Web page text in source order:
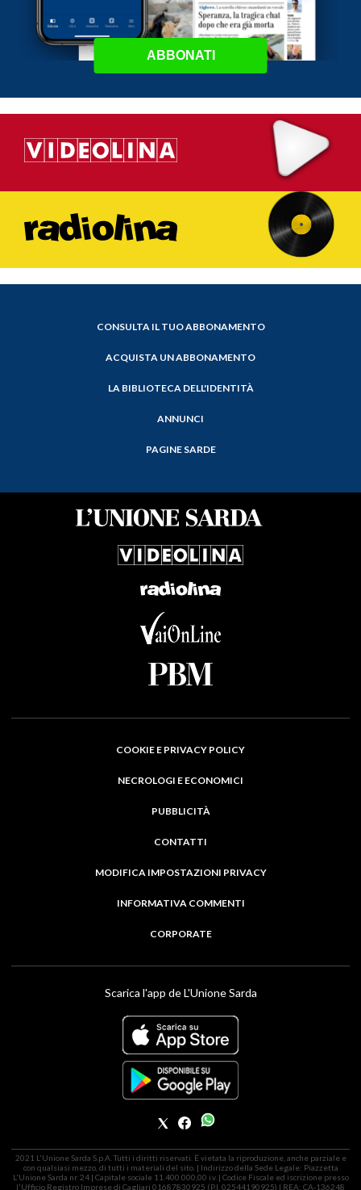
ABBONATI
CONSULTA IL TUO ABBONAMENTO
ACQUISTA UN ABBONAMENTO
LA BIBLIOTECA DELL'IDENTITÀ
ANNUNCI
PAGINE SARDE
COOKIE E PRIVACY POLICY
NECROLOGI E ECONOMICI
PUBBLICITÀ
CONTATTI
MODIFICA IMPOSTAZIONI PRIVACY
INFORMATIVA COMMENTI
CORPORATE
Scarica l'app de L'Unione Sarda
2021 L'Unione Sarda S.p.A. Tutti i diritti riservati. É vietata la riproduzione, anche parziale e
con qualsiasi mezzo, di tutti i materiali del sito. | Indirizzo della Sede Legale: Piazzetta
L'Unione Sarda nr. 24 | Capitale sociale 11.400.000,00 i.v. | Codice Fiscale ed iscrizione presso
l'Ufficio Registro Imprese di Cagliari 01687830925 (P.I. 02544190925) | REA: CA-136248